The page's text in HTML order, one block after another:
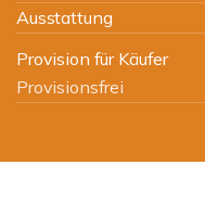
Ausstattung
Provision für Käufer
Provisionsfrei